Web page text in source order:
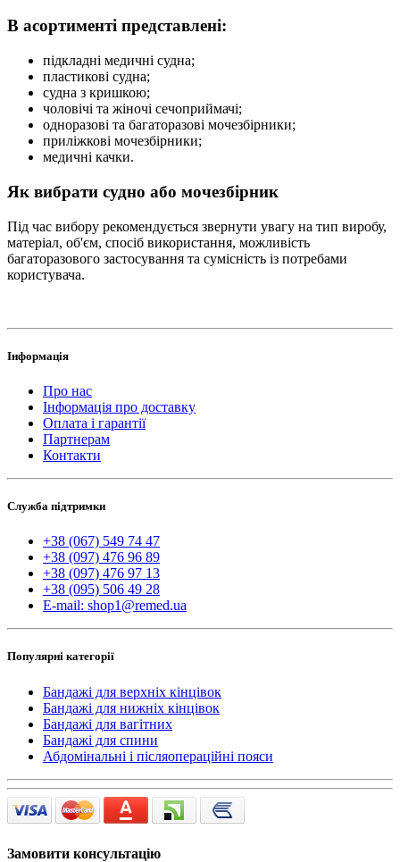
В асортименті представлені:
підкладні медичні судна;
пластикові судна;
судна з кришкою;
чоловічі та жіночі сечоприймачі;
одноразові та багаторазові мочезбірники;
приліжкові мочезбірники;
медичні качки.
Як вибрати судно або мочезбірник
Під час вибору рекомендується звернути увагу на тип виробу,
матеріал, об'єм, спосіб використання, можливість
багаторазового застосування та сумісність із потребами
користувача.
Інформація
Про нас
Інформація про доставку
Оплата і гарантії
Партнерам
Контакти
Служба підтримки
+38 (067) 549 74 47
+38 (097) 476 96 89
+38 (097) 476 97 13
+38 (095) 506 49 28
E-mail: shop1@remed.ua
Популярні категорії
Бандажі для верхніх кінцівок
Бандажі для нижніх кінцівок
Бандажі для вагітних
Бандажі для спини
Абдомінальні і післяопераційні пояси
Замовити консультацію